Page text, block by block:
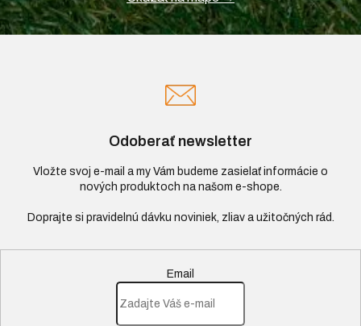
Odoberať newsletter
Vložte svoj e-mail a my Vám budeme zasielať informácie o
nových produktoch na našom e-shope.
Email